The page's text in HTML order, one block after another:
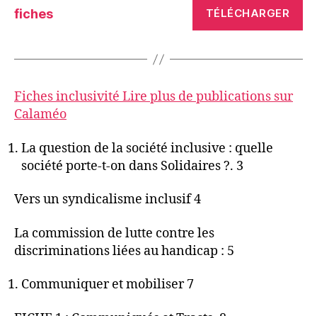
fiches TÉLÉCHARGER
Fiches inclusivité Lire plus de publications sur
Calaméo
La question de la société inclusive : quelle
société porte-t-on dans Solidaires ?. 3
Vers un syndicalisme inclusif 4
La commission de lutte contre les
discriminations liées au handicap : 5
Communiquer et mobiliser 7